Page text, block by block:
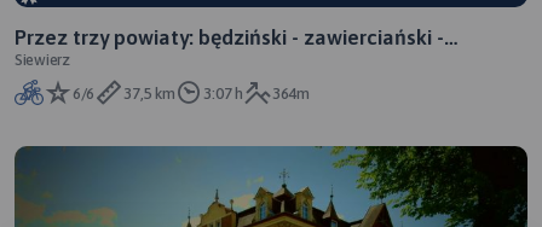
Przez trzy powiaty: będziński - zawierciański -
myszkowski
Siewierz
6/6
37,5 km 3:07 h 364m